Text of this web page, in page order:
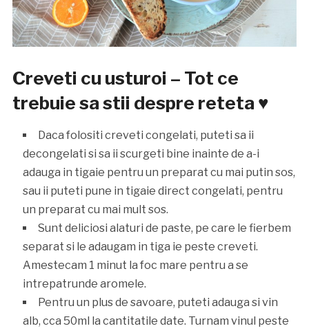
Creveti cu usturoi – Tot ce
trebuie sa stii despre reteta ♥
Daca folositi creveti congelati, puteti sa ii
decongelati si sa ii scurgeti bine inainte de a-i
adauga in tigaie pentru un preparat cu mai putin sos,
sau ii puteti pune in tigaie direct congelati, pentru
un preparat cu mai mult sos.
Sunt deliciosi alaturi de paste, pe care le fierbem
separat si le adaugam in tiga ie peste creveti.
Amestecam 1 minut la foc mare pentru a se
intrepatrunde aromele.
Pentru un plus de savoare, puteti adauga si vin
alb, cca 50ml la cantitatile date. Turnam vinul peste